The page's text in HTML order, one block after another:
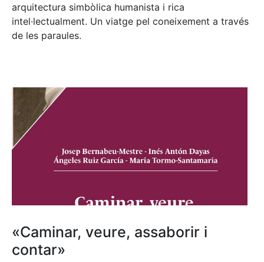
arquitectura simbòlica humanista i rica
intel·lectualment. Un viatge pel coneixement a través
de les paraules.
«Caminar, veure, assaborir i
contar»